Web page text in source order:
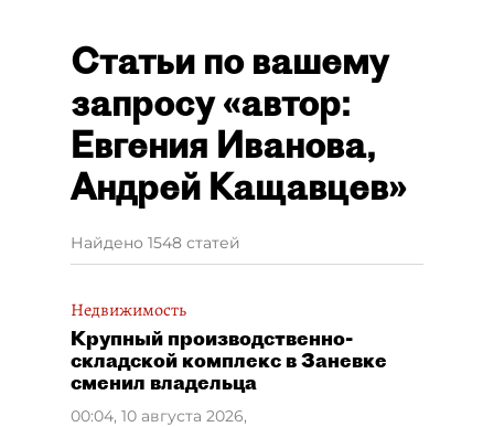
Статьи по вашему
запросу «автор:
Евгения Иванова,
Андрей Кащавцев»
Найдено 1548 статей
Недвижимость
Крупный производственно-
складской комплекс в Заневке
сменил владельца
00:04, 10 августа 2026,